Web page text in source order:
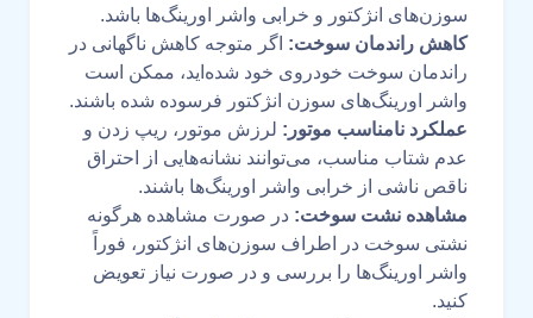
سوزن‌های انژکتور و خرابی واشر اورینگ‌ها باشد.
کاهش راندمان سوخت: اگر متوجه کاهش ناگهانی در
راندمان سوخت خودروی خود شده‌اید، ممکن است
واشر اورینگ‌های سوزن انژکتور فرسوده شده باشند.
عملکرد نامناسب موتور: لرزش موتور، ریپ زدن و
عدم شتاب مناسب، می‌توانند نشانه‌هایی از احتراق
ناقص ناشی از خرابی واشر اورینگ‌ها باشند.
مشاهده نشت سوخت: در صورت مشاهده هرگونه
نشتی سوخت در اطراف سوزن‌های انژکتور، فوراً
واشر اورینگ‌ها را بررسی و در صورت نیاز تعویض
کنید.